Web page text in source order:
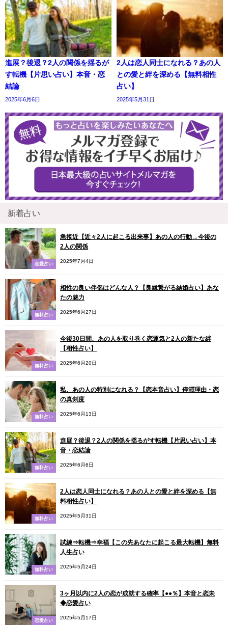
進展？後退？2人の関係を揺るが
す転機【片思い占い】本音・恋
結論
2025年6月6日
2人は恋人同士になれる？あの人
との愛と絆を深める【無料相性
占い】
2025年5月31日
新着占い
恋愛占い
急接近【近々2人に起こる出来事】あの人の行動→今後の
2人の関係
2025年7月4日
無料占い
相性の良い伴侶はどんな人？【良縁繋がる結婚占い】あな
たの魅力
2025年6月27日
無料占い
今後30日間、あの人を取り巻く恋運気と2人の新たな絆
【相性占い】
2025年6月20日
無料占い
私、あの人の特別になれる？【恋本音占い】停滞理由・恋
の真剣度
2025年6月13日
無料占い
進展？後退？2人の関係を揺るがす転機【片思い占い】本
音・恋結論
2025年6月6日
無料占い
2人は恋人同士になれる？あの人との愛と絆を深める【無
料相性占い】
2025年5月31日
無料占い
試練⇒転機⇒幸福【この先あなたに起こる最大転機】無料
人生占い
2025年5月24日
恋愛占い
3ヶ月以内に2人の恋が成就する確率【●●％】本音と恋未
◆恋愛占い
2025年5月17日